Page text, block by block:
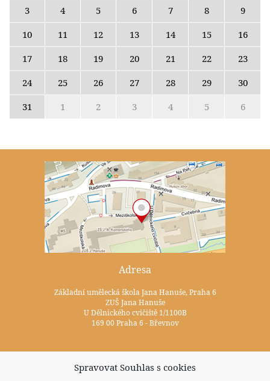
Spravovat Souhlas s cookies
3
4 5 6 7 8
9
10
11 12 13 14 15
16
17
18 19 20 21 22
23
24
25 26 27 28 29
30
31
1 2 3 4 5 6
Adresa
Základní umělecká škola Jana Hanuše, Praha 6
ZUŠ Jana Hanuše
U Dělnického cvičiště 1/1100B
169 00 Praha 6 - Břevnov